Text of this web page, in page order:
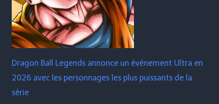
Dragon Ball Legends annonce un événement Ultra en
2026 avec les personnages les plus puissants de la
série